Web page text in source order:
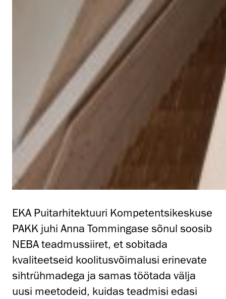
EKA Puitarhitektuuri Kompetentsikeskuse
PAKK juhi Anna Tommingase sõnul soosib
NEBA teadmussiiret, et sobitada
kvaliteetseid koolitusvõimalusi erinevate
sihtrühmadega ja samas töötada välja
uusi meetodeid, kuidas teadmisi edasi